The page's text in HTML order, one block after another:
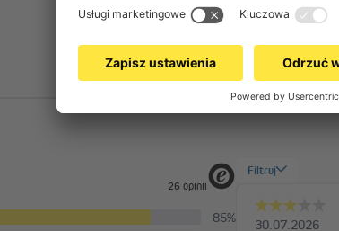
Strona pomocy